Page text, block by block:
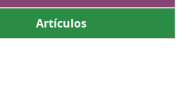
Artículos